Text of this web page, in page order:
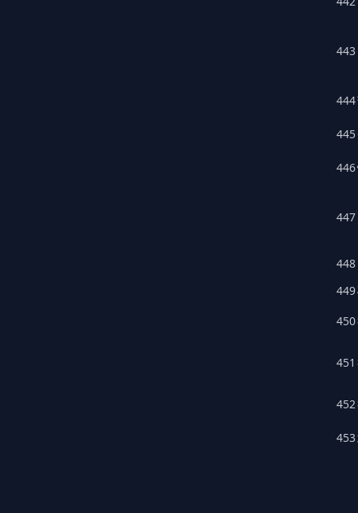
443
444
445
446
447
448
449
450
451
452
453